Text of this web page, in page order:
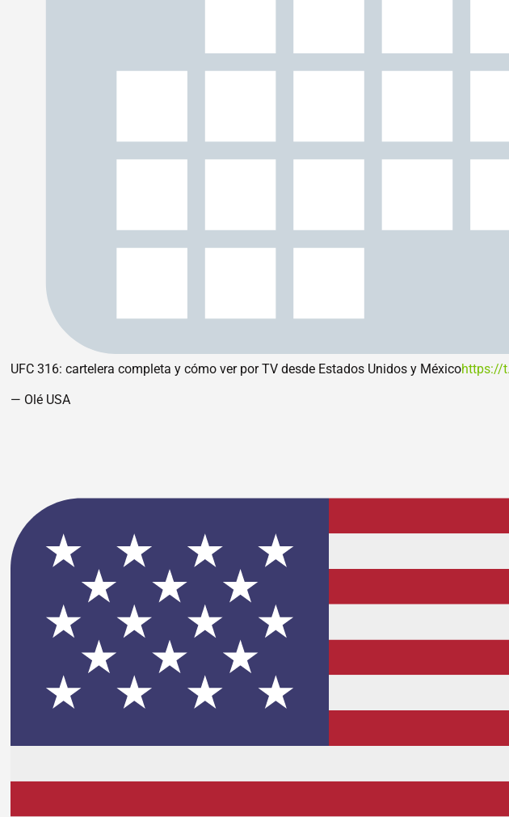
UFC 316: cartelera completa y cómo ver por TV desde Estados Unidos y Méxicohttps://
— Olé USA